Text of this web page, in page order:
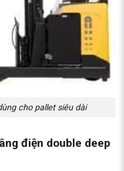
cho pallet siêu dài
điện double deep